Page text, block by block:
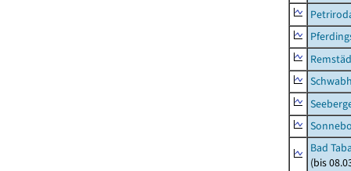
Bad
(bis